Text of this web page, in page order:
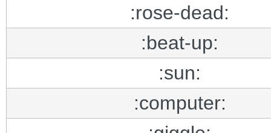
:rose-dead:
:beat-up:
:sun:
:computer: